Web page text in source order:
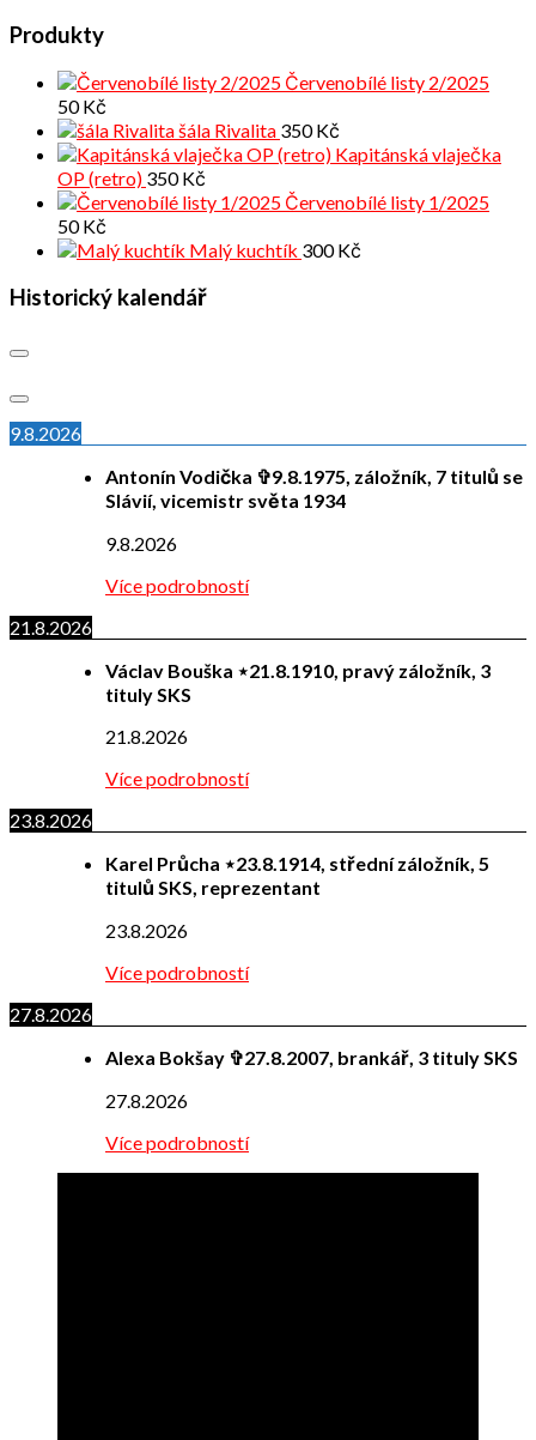
Produkty
Červenobílé listy 2/2025
50Kč
šála Rivalita 350Kč
Kapitánská vlaječka
OP (retro) 350Kč
Červenobílé listy 1/2025
50Kč
Malý kuchtík 300Kč
Historický kalendář
9.8.2026
Antonín Vodička ✞9.8.1975, záložník, 7 titulů se
Slávií, vicemistr světa 1934
9.8.2026
Více podrobností
21.8.2026
Václav Bouška ⋆21.8.1910, pravý záložník, 3
tituly SKS
21.8.2026
Více podrobností
23.8.2026
Karel Průcha ⋆23.8.1914, střední záložník, 5
titulů SKS, reprezentant
23.8.2026
Více podrobností
27.8.2026
Alexa Bokšay ✞27.8.2007, brankář, 3 tituly SKS
27.8.2026
Více podrobností